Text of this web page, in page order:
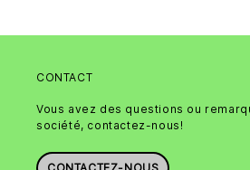
CONTACT
Vous avez des questions ou
société, contactez-nous!